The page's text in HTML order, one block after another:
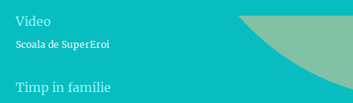
Video
Scoala de SuperEroi
Timp in familie